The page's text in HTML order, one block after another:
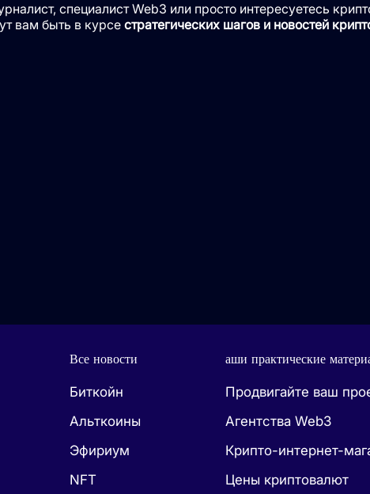
специалист Web3 или просто интересуетесь
вам быть в курсестратегических шагов и новостей
Все новости
Биткойн
Альткоины
Эфириум
NFT
аши практические
Продвигайте ваш
Агентства Web3
Крипто-интернет-
Цены криптовалют